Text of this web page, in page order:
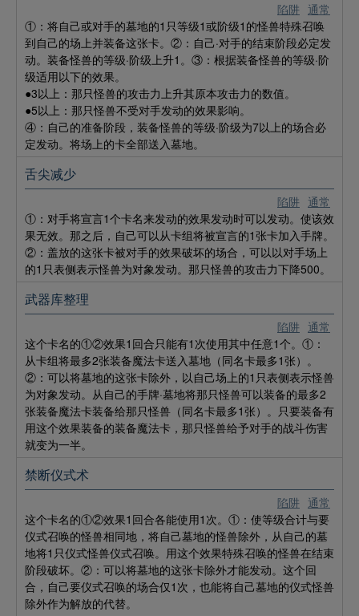
陷阱 通常
①：将自己或对手的墓地的1只等级1或阶级1的怪兽特殊召唤
到自己的场上并装备这张卡。②：自己·对手的结束阶段必定发
动。装备怪兽的等级·阶级上升1。③：根据装备怪兽的等级·阶
级适用以下的效果。
●3以上：那只怪兽的攻击力上升其原本攻击力的数值。
●5以上：那只怪兽不受对手发动的效果影响。
④：自己的准备阶段，装备怪兽的等级·阶级为7以上的场合必
定发动。将场上的卡全部送入墓地。
陷阱 通常
舌尖减少
①：对手将宣言1个卡名来发动的效果发动时可以发动。使该效
果无效。那之后，自己可以从卡组将被宣言的1张卡加入手牌。
②：盖放的这张卡被对手的效果破坏的场合，可以以对手场上
的1只表侧表示怪兽为对象发动。那只怪兽的攻击力下降500。
陷阱 通常
武器库整理
这个卡名的①②效果1回合只能有1次使用其中任意1个。①：
从卡组将最多2张装备魔法卡送入墓地（同名卡最多1张）。
②：可以将墓地的这张卡除外，以自己场上的1只表侧表示怪兽
为对象发动。从自己的手牌·墓地将那只怪兽可以装备的最多2
张装备魔法卡装备给那只怪兽（同名卡最多1张）。只要装备有
用这个效果装备的装备魔法卡，那只怪兽给予对手的战斗伤害
就变为一半。
陷阱 通常
禁断仪式术
这个卡名的①②效果1回合各能使用1次。①：使等级合计与要
仪式召唤的怪兽相同地，将自己墓地的怪兽除外，从自己的墓
地将1只仪式怪兽仪式召唤。用这个效果特殊召唤的怪兽在结束
阶段破坏。②：可以将墓地的这张卡除外才能发动。这个回
合，自己要仪式召唤的场合仅1次，也能将自己墓地的仪式怪兽
除外作为解放的代替。